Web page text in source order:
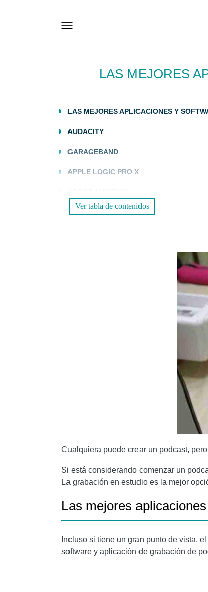
LAS MEJORES
LAS MEJORES APLICACIONES Y
AUDACITY
GARAGEBAND
APPLE LOGIC PRO X
PERIODISTA DE HINDENBURG
Ver tabla de contenidos
Cualquiera puede crear un podcast,
Si está considerando comenzar un
La grabación en estudio es la mejor
Las mejores
Incluso si tiene un gran punto de vista,
software y aplicación de grabación de